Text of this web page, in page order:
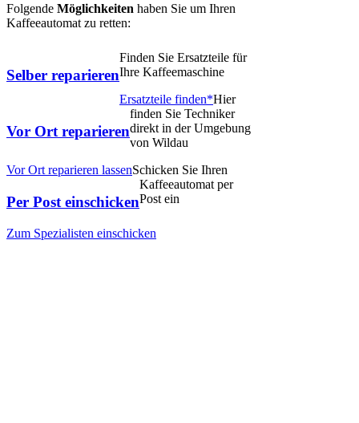
Folgende Möglichkeiten haben Sie um Ihren
Kaffeeautomat zu retten:
Selber reparieren
Finden Sie Ersatzteile für
Ihre Kaffeemaschine
Ersatzteile finden*
Vor Ort reparieren
Hier
finden Sie Techniker
direkt in der Umgebung
von Wildau
Vor Ort reparieren lassen
Per Post einschicken
Schicken Sie Ihren
Kaffeeautomat per
Post ein
Zum Spezialisten einschicken